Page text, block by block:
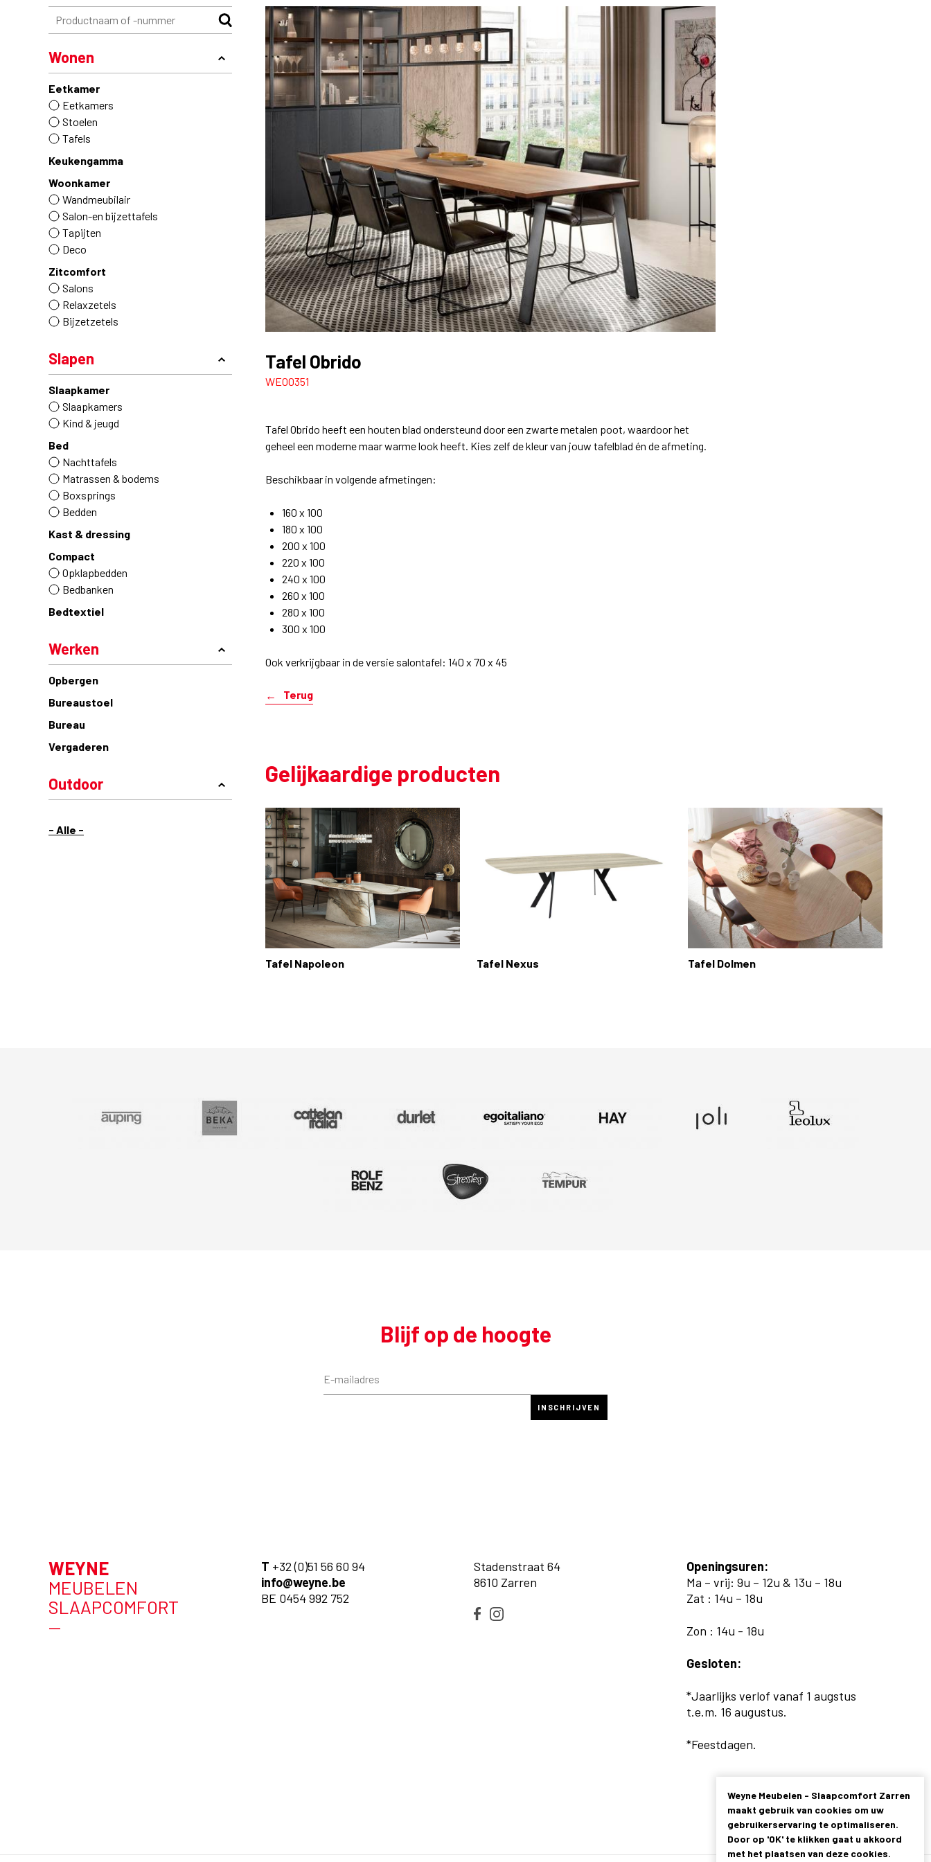
- Alle -
Wonen
Eetkamer
Eetkamers
Stoelen
Tafels
Keukengamma
Woonkamer
Wandmeubilair
Salon-en bijzettafels
Tapijten
Deco
Zitcomfort
Salons
Relaxzetels
Bijzetzetels
Slapen
Slaapkamer
Slaapkamers
Kind & jeugd
Bed
Nachttafels
Matrassen & bodems
Boxsprings
Bedden
Kast & dressing
Compact
Opklapbedden
Bedbanken
Bedtextiel
Werken
Opbergen
Bureaustoel
Bureau
Vergaderen
Outdoor
Tafel Obrido
WE00351
Tafel Obrido heeft een houten blad ondersteund door een zwarte metalen poot, waardoor het
geheel een moderne maar warme look heeft. Kies zelf de kleur van jouw tafelblad én de afmeting.
Beschikbaar in volgende afmetingen:
160 x 100
180 x 100
200 x 100
220 x 100
240 x 100
260 x 100
280 x 100
300 x 100
Ook verkrijgbaar in de versie salontafel: 140 x 70 x 45
Terug
Gelijkaardige producten
Tafel Napoleon Tafel Nexus Tafel Dolmen
Blijf op de hoogte
WEYNE
MEUBELEN
SLAAPCOMFORT
—
T +32 (0)51 56 60 94
info@weyne.be
BE 0454 992 752
Stadenstraat 64
8610 Zarren
Openingsuren:
Ma – vrij: 9u – 12u & 13u – 18u
Zat : 14u – 18u
Zon : 14u - 18u
Gesloten:
*Jaarlijks verlof vanaf 1 augstus
t.e.m. 16 augustus.
*Feestdagen.
Weyne Meubelen - Slaapcomfort Zarren
maakt gebruik van cookies om uw
gebruikerservaring te optimaliseren.
Door op 'OK' te klikken gaat u akkoord
met het plaatsen van deze cookies.